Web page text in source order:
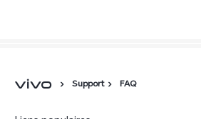
Support FAQ